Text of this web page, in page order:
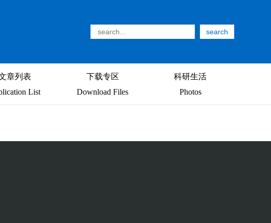
search
章列表
List
下载专区
Download Files
科研生活
Photos